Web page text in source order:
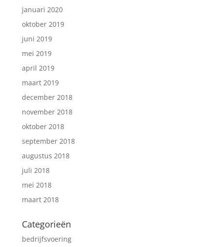
januari 2020
oktober 2019
juni 2019
mei 2019
april 2019
maart 2019
december 2018
november 2018
oktober 2018
september 2018
augustus 2018
juli 2018
mei 2018
maart 2018
Categorieën
bedrijfsvoering